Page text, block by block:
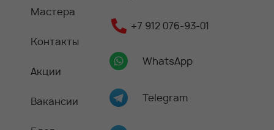
Мастера
Контакты
Акции
Вакансии
+7 912 076-93-01
WhatsApp
Telegram